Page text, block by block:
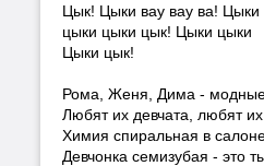
Цык! Цыки вау вау ва!
цыки цыки цык! Цыки цыки
Цыки цык!
Рома, Женя, Дима -
Любят их девчата, любят
Химия спиральная в
Девчонка семизубая - это